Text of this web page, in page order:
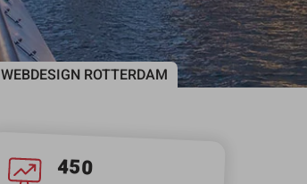
WEBDESIGN ROTTERDAM
450